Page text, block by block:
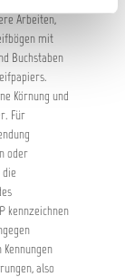
Arbeiten,
mit
Buchstaben
Körnung und
Für
oder
kennzeichnen
also